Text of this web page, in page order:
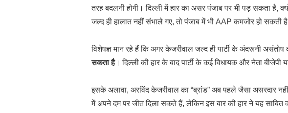
तरह बदलनी होगी। दिल्ली में हार का असर पंजाब पर भी पड़ सकता है,
जल्द ही हालात नहीं संभाले गए, तो पंजाब में भी AAP कमजोर हो सकती
विशेषज्ञ मान रहे हैं कि अगर केजरीवाल जल्द ही पार्टी के अंदरूनी असंतोष
सकता है। दिल्ली की हार के बाद पार्टी के कई विधायक और नेता बीजेपी
इसके अलावा, अरविंद केजरीवाल का “ब्रांड” अब पहले जैसा असरदार
में अपने दम पर जीत दिला सकते हैं, लेकिन इस बार की हार ने यह